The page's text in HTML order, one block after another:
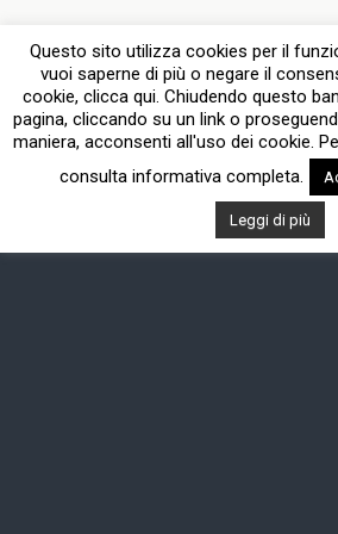
Questo sito utilizza cookies per il
vuoi saperne di più o negare il
cookie, clicca qui. Chiudendo questo
pagina, cliccando su un link o
maniera, acconsenti all'uso dei cookie.
consulta informativa completa.
Leggi di più